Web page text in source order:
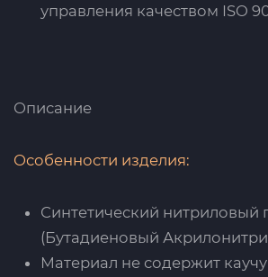
управления качеством ISO
Описание
Особенности изделия:
Синтетический нитриловый
(Бутадиеновый
Материал не содержит